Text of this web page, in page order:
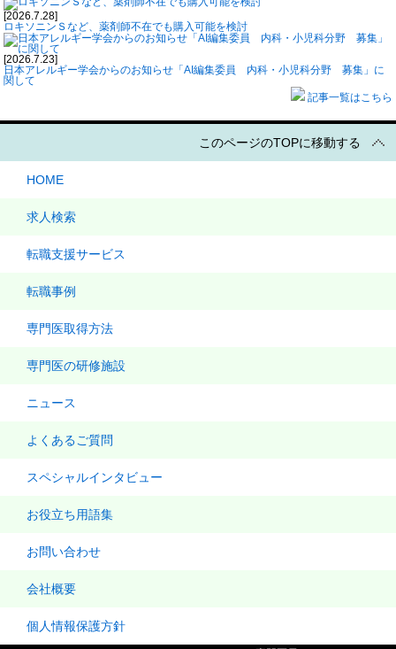
[2026.7.28]
ロキソニンＳなど、薬剤師不在でも購入可能を検討
[2026.7.23]
日本アレルギー学会からのお知らせ「AI編集委員 内科・小児科分野 募集」に
関して
記事一覧はこちら
このページのTOPに移動する
HOME
求人検索
転職支援サービス
転職事例
専門医取得方法
専門医の研修施設
ニュース
よくあるご質問
スペシャルインタビュー
お役立ち用語集
お問い合わせ
会社概要
個人情報保護方針